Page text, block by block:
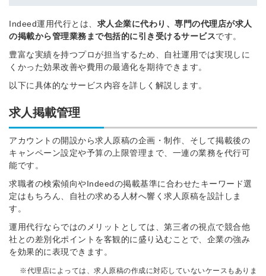
Indeed運用代行とは、 求人企業に代わり、専門の代理店が求人
の掲載から管理業務まで包括的に引き受けるサービスです。
豊富な実績を持つプロが担当するため、自社運用では実現しに
くかった効果改善や費用の最適化を期待できます。
以下に具体的なサービス内容を詳しく解説します。
求人掲載管理
アカウントの開設から求人原稿の企画・制作、そして掲載後の
キャンペーン設定や予算の上限管理まで、一連の業務を代行可
能です。
求職者の検索傾向やIndeedの掲載基準に合わせたキーワード選
定はもちろん、自社の求める人材へ響く求人原稿を設計しま
す。
運用代行ならではのメリットとしては、第三者の視点で競合他
社との差別化ポイントを客観的に盛り込むことで、企業の強み
を効果的に表現できます。
※代理店によっては、求人原稿の作成に対応していないケースもありま